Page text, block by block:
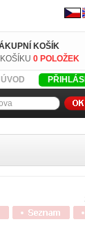
KOŠÍK
0 POLOŽEK
ÚVOD